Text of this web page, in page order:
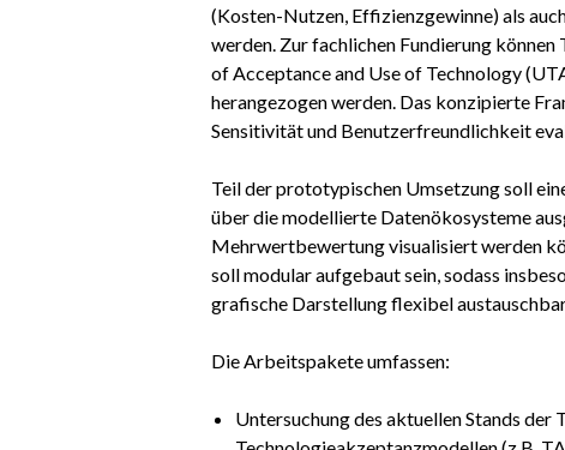
(Kosten-Nutzen, Effizienzgewinne) als
werden. Zur fachlichen Fundierung
of Acceptance and Use of Technology
herangezogen werden. Das konzipierte
Sensitivität und Benutzerfreundlichkeit
Teil der prototypischen Umsetzung soll
über die modellierte Datenökosysteme
Mehrwertbewertung visualisiert werden
soll modular aufgebaut sein, sodass
grafische Darstellung flexibel
Die Arbeitspakete umfassen:
Untersuchung des aktuellen Stands